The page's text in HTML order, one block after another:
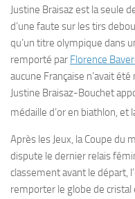
Justine Braisaz est la seule
d’une faute sur les tirs
qu’un titre olympique dans
remporté par Florence
aucune Française n’avait
Justine Braisaz-Bouchet
médaille d’or en biathlon, et
Après les Jeux, la Coupe du
dispute le dernier relais
classement avant le départ,
remporter le globe de